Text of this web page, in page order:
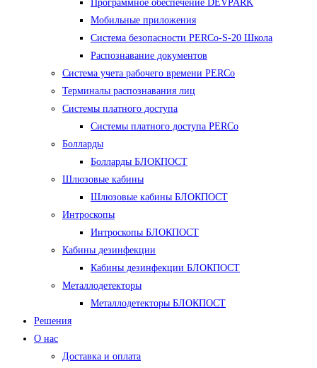
Программное обеспечение DEVPARK
Мобильные приложения
Система безопасности PERCo-S-20 Школа
Распознавание документов
Система учета рабочего времени PERCo
Терминалы распознавания лиц
Cистемы платного доступа
Системы платного доступа PERCo
Болларды
Болларды БЛОКПОСТ
Шлюзовые кабины
Шлюзовые кабины БЛОКПОСТ
Интроскопы
Интроскопы БЛОКПОСТ
Кабины дезинфекции
Кабины дезинфекции БЛОКПОСТ
Металлодетекторы
Металлодетекторы БЛОКПОСТ
Решения
О нас
Доставка и оплата